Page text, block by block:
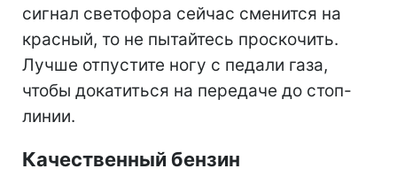
сигнал светофора сейчас сменится на
красный, то не пытайтесь проскочить.
Лучше отпустите ногу с педали газа,
чтобы докатиться на передаче до стоп-
линии.
Качественный бензин